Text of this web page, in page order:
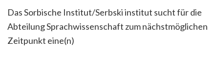
Das Sorbische Institut/Serbski institut sucht für die
Abteilung Sprachwissenschaft zum nächstmöglichen
Zeitpunkt eine(n)